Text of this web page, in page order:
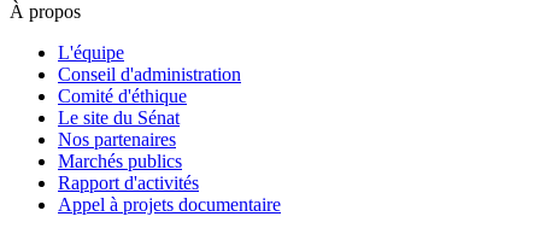
À propos
L'équipe
Conseil d'administration
Comité d'éthique
Le site du Sénat
Nos partenaires
Marchés publics
Rapport d'activités
Appel à projets documentaire